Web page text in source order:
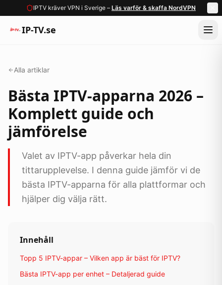
IPTV kräver VPN i Sverige – Läs varför & skaffa NordVPN
IP-TV.se
Alla artiklar
Bästa IPTV-apparna 2026 –
Komplett guide och
jämförelse
Valet av IPTV-app påverkar hela din
tittarupplevelse. I denna guide jämför vi de
bästa IPTV-apparna för alla plattformar och
hjälper dig välja rätt.
Innehåll
Topp 5 IPTV-appar – Vilken app är bäst för IPTV?
Bästa IPTV-app per enhet – Detaljerad guide